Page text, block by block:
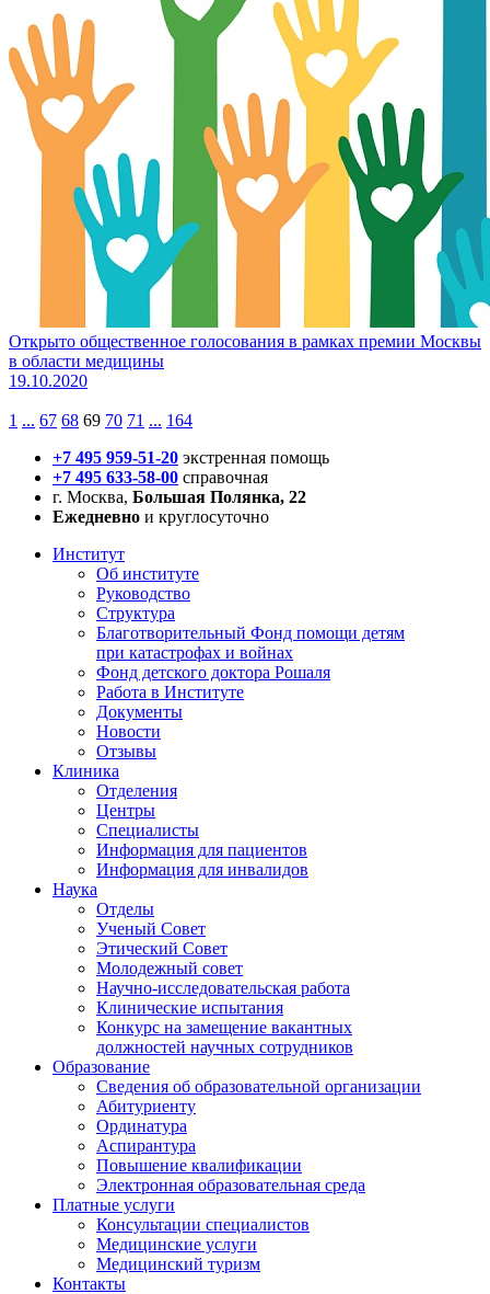
Открыто общественное голосования в рамках премии Москвы
в области медицины
19.10.2020
1 ... 67 68 69 70 71 ... 164
+7 495 959-51-20 экстренная помощь
+7 495 633-58-00 справочная
г. Москва, Большая Полянка, 22
Ежедневно и круглосуточно
Институт
Об институте
Руководство
Структура
Благотворительный Фонд помощи детям
при катастрофах и войнах
Фонд детского доктора Рошаля
Работа в Институте
Документы
Новости
Отзывы
Клиника
Отделения
Центры
Специалисты
Информация для пациентов
Информация для инвалидов
Наука
Отделы
Ученый Совет
Этический Совет
Молодежный совет
Научно-исследовательская работа
Клинические испытания
Конкурс на замещение вакантных
должностей научных сотрудников
Образование
Сведения об образовательной организации
Абитуриенту
Ординатура
Аспирантура
Повышение квалификации
Электронная образовательная среда
Платные услуги
Консультации специалистов
Медицинские услуги
Медицинский туризм
Контакты